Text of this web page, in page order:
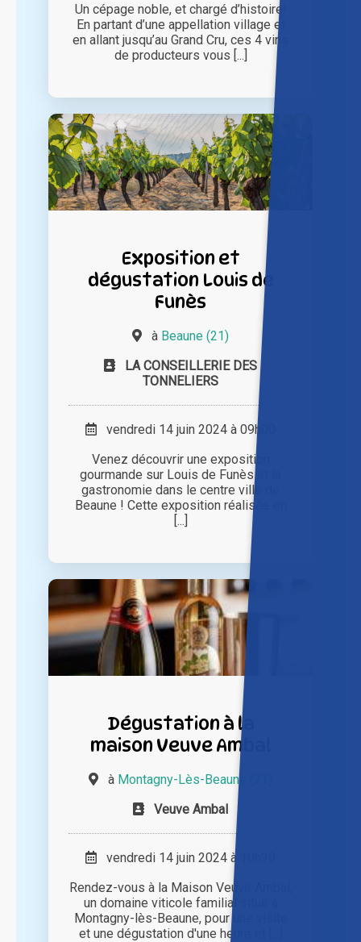
Un cépage noble, et chargé d’histoire!
En partant d’une appellation village et
en allant jusqu’au Grand Cru, ces 4 vins
de producteurs vous [...]
Exposition et
dégustation Louis de
Funès
à Beaune (21)
LA CONSEILLERIE DES
TONNELIERS
vendredi 14 juin 2024 à 09h00
Venez découvrir une exposition
gourmande sur Louis de Funès et la
gastronomie dans le centre ville de
Beaune ! Cette exposition réalisée en
[...]
Dégustation à la
maison Veuve Ambal
à Montagny-Lès-Beaune (21)
Veuve Ambal
vendredi 14 juin 2024 à 10h30
Rendez-vous à la Maison Veuve Ambal,
un domaine viticole familial situé à
Montagny-lès-Beaune, pour une visite
et une dégustation d'une heure et [...]